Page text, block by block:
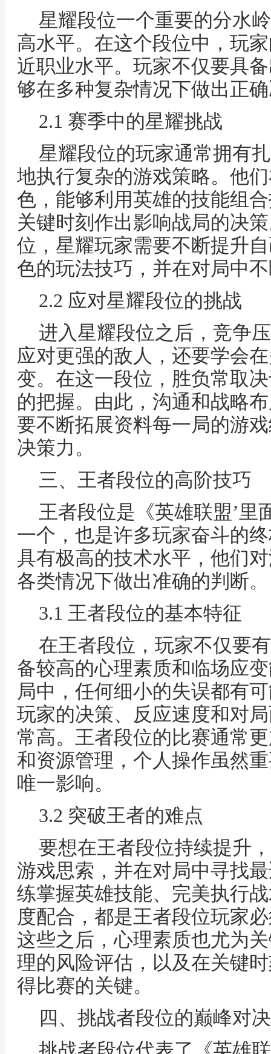
星耀段位一个重要的分水
高水平。在这个段位中，玩
近职业水平。玩家不仅要具
够在多种复杂情况下做出正
2.1 赛季中的星耀挑战
星耀段位的玩家通常拥有
地执行复杂的游戏策略。他
色，能够利用英雄的技能组
关键时刻作出影响战局的决
位，星耀玩家需要不断提升
色的玩法技巧，并在对局中
2.2 应对星耀段位的挑战
进入星耀段位之后，竞争
应对更强的敌人，还要学会
变。在这一段位，胜负常取
的把握。由此，沟通和战略
要不断拓展资料每一局的游
决策力。
三、王者段位的高阶技巧
王者段位是《英雄联盟’里
一个，也是许多玩家奋斗的
具有极高的技术水平，他们
各类情况下做出准确的判断。
3.1 王者段位的基本特征
在王者段位，玩家不仅要
备较高的心理素质和临场应
局中，任何细小的失误都有
玩家的决策、反应速度和对
常高。王者段位的比赛通常
和资源管理，个人操作虽然
唯一影响。
3.2 突破王者的难点
要想在王者段位持续提升
游戏思索，并在对局中寻找
练掌握英雄技能、完美执行
度配合，都是王者段位玩家
这些之后，心理素质也尤为
理的风险评估，以及在关键
得比赛的关键。
四、挑战者段位的巅峰对决